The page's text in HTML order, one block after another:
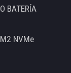
BATERÍA
M2 NVMe